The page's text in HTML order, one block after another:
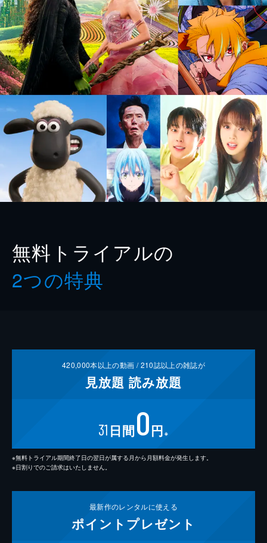
無料トライアルの
2つの特典
420,000本以上の動画 /210誌以上の雑誌が
見放題 読み放題
31 日間0円 ※
※無料トライアル期間終了日の翌日が属する月から月額料金が発生します。
※日割りでのご請求はいたしません。
最新作のレンタルに使える
ポイント プレゼント